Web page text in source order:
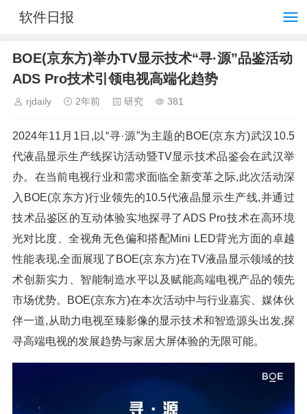
软件日报
BOE(京东方)举办TV显示技术“寻·源”品鉴活动
ADS Pro技术引领电视高端化趋势
rjdaily 2年前 研究 381
2024年11月1日,以“寻·源”为主题的BOE(京东方)武汉10.5
代液晶显示生产线探访活动暨TV显示技术品鉴会在武汉举
办。在当前电视行业和需求面临全新变革之际,此次活动深
入BOE(京东方)行业领先的10.5代液晶显示生产线,并通过
技术品鉴区的互动体验实地探寻了ADS Pro技术在高环境
光对比度、全视角无色偏和搭配Mini LED背光方面的卓越
性能表现,全面展现了BOE(京东方)在TV液晶显示领域的技
术创新实力、智能制造水平以及赋能高端电视产品的领先
市场优势。BOE(京东方)在本次活动中与行业嘉宾、媒体伙
伴一道,从助力电视至臻影像的显示技术和智造源头出发,探
寻高端电视的发展趋势与家居大屏体验的无限可能。